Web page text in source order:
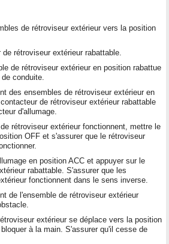
de rétroviseur extérieur vers la position
rétroviseur extérieur rabattable.
de rétroviseur extérieur en position rabattue
conduite.
des ensembles de rétroviseur extérieur en
de rétroviseur extérieur rabattable
d'allumage.
rétroviseur extérieur fonctionnent, mettre le
OFF et s'assurer que le rétroviseur
en position ACC et appuyer sur le
rabattable. S'assurer que les
fonctionnent dans le sens inverse.
de l'ensemble de rétroviseur extérieur
extérieur se déplace vers la position
à la main. S'assurer qu'il cesse de